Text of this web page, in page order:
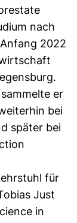
nach
2022
er
bei
später bei
für
Just
in